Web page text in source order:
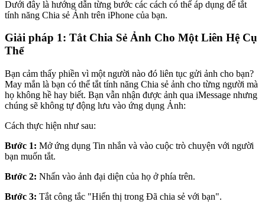
Dưới đây là hướng dẫn từng bước các cách có thể áp dụng để tắt
tính năng Chia sẻ Ảnh trên iPhone của bạn.
Giải pháp 1: Tắt Chia Sẻ Ảnh Cho Một Liên Hệ Cụ
Thể
Bạn cảm thấy phiền vì một người nào đó liên tục gửi ảnh cho bạn?
May mắn là bạn có thể tắt tính năng Chia sẻ ảnh cho từng người mà
họ không hề hay biết. Bạn vẫn nhận được ảnh qua iMessage nhưng
chúng sẽ không tự động lưu vào ứng dụng Ảnh:
Cách thực hiện như sau:
Bước 1: Mở ứng dụng Tin nhắn và vào cuộc trò chuyện với người
bạn muốn tắt.
Bước 2: Nhấn vào ảnh đại diện của họ ở phía trên.
Bước 3: Tắt công tắc "Hiển thị trong Đã chia sẻ với bạn".